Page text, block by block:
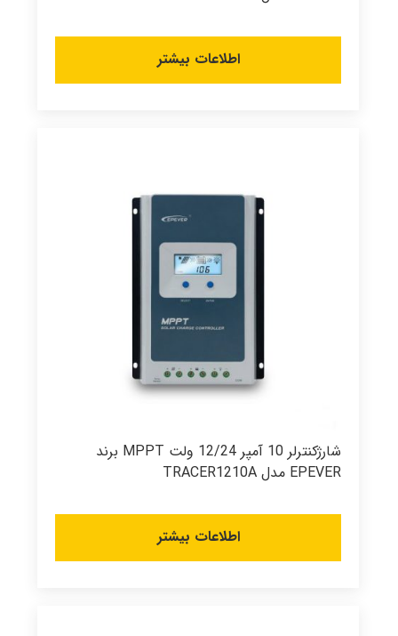
اطلاعات بیشتر
شارژکنترلر 10 آمپر 12/24 ولت MPPT برند
EPEVER مدل TRACER1210A
اطلاعات بیشتر